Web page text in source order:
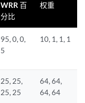
WRR 百
分比
权重
95, 0, 0,
5
10, 1, 1, 1
25, 25,
25, 25
64, 64,
64, 64